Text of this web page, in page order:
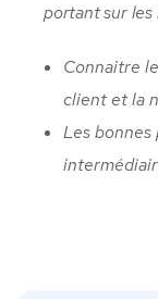
portant sur les
Connaitre
client et la
Les